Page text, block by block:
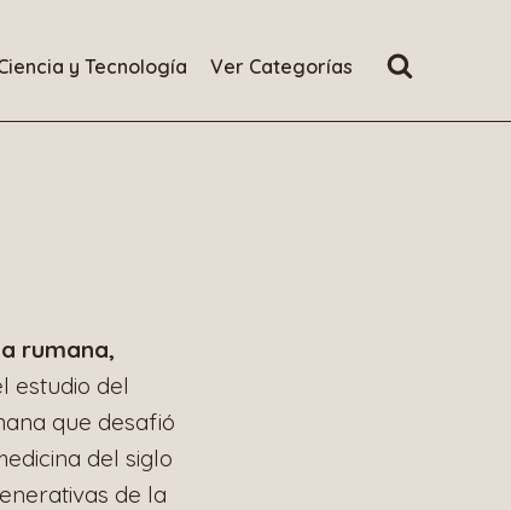
y Tecnología Ver Categorías
rumana,
estudio del
que desafió
del siglo
de la